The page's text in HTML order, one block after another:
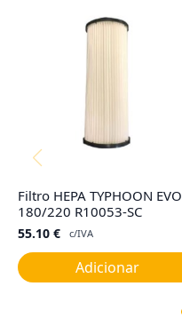
Filtro HEPA TYPHOON EVO
180/220 R10053-SC
55.10 € c/IVA
Adicionar